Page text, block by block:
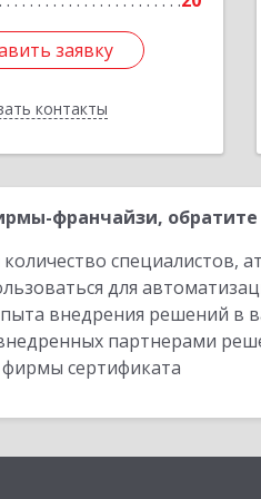
заявку
контакты
заявку
Назад
франчайзи,
специалистов,
для
внедрения решений в
партнерами
сертификата